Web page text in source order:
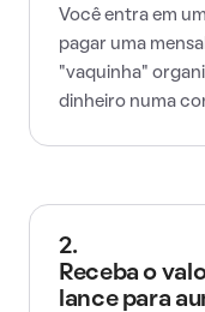
Você entra em
pagar uma
"vaquinha"
dinheiro numa
2.
Receba o
lance para